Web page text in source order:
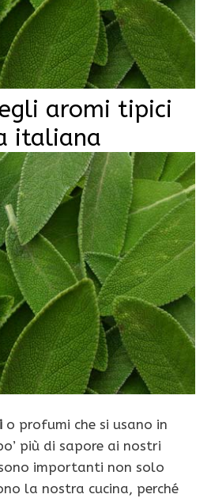
aromi tipici
italiana
o profumi che si usano in
più di sapore ai nostri
importanti non solo
la nostra cucina, perché